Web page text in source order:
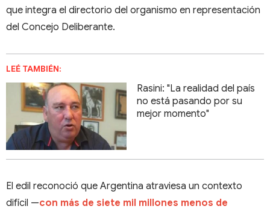
que integra el directorio del organismo en representación
del Concejo Deliberante.
LEÉ TAMBIÉN:
Rasini: "La realidad del país
no está pasando por su
mejor momento"
El edil reconoció que Argentina atraviesa un contexto
difícil —con más de siete mil millones menos de